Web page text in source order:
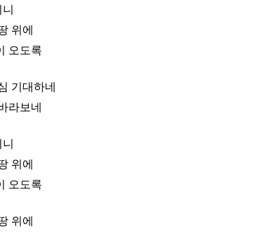
위에
오도록
기대하네
라보네
위에
오도록
위에